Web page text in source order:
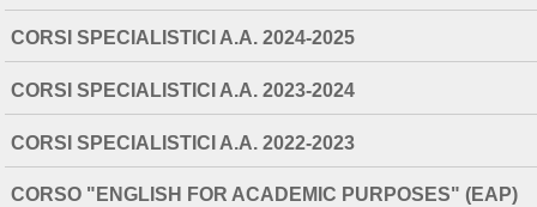
CORSI SPECIALISTICI A.A. 2024-2025
CORSI SPECIALISTICI A.A. 2023-2024
CORSI SPECIALISTICI A.A. 2022-2023
CORSO "ENGLISH FOR ACADEMIC PURPOSES" (EAP)